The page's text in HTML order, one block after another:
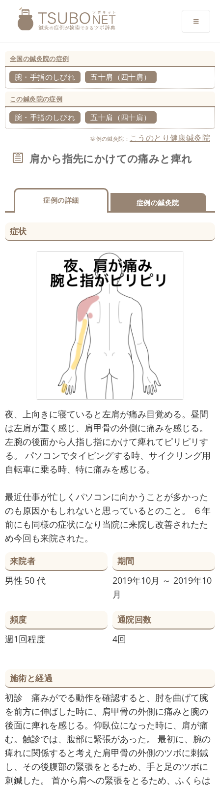
全国の鍼灸院の症例
腕・手指のしびれ 五十肩（四十肩）
この鍼灸院の症例
腕・手指のしびれ 五十肩（四十肩）
症例の鍼灸院： こうのとり健康鍼灸院
肩から指先にかけての痛みと痺れ
症例の詳細 症例の鍼灸院
症状
夜、上向きに寝ていると左肩が痛み目覚める。昼間
は左肩が重く感じ、肩甲骨の外側に痛みを感じる。
左腕の後面から人指し指にかけて痺れてピリピリす
る。 パソコンでタイピングする時、サイクリング用
自転車に乗る時、特に痛みを感じる。
最近仕事が忙しくパソコンに向かうことが多かった
のも原因かもしれないと思っているとのこと。 ６年
前にも同様の症状になり当院に来院し改善されたた
め今回も来院された。
来院者
男性 50 代
期間
2019年10月 ～ 2019年10
月
頻度
週1回程度
通院回数
4回
施術と経過
初診 痛みがでる動作を確認すると、肘を曲げて腕
を前方に伸ばした時に、肩甲骨の外側に痛みと腕の
後面に痺れを感じる。仰臥位になった時に、肩が痛
む。触診では、腹部に緊張があった。 最初に、腕の
痺れに関係すると考えた肩甲骨の外側のツボに刺鍼
し、その後腹部の緊張をとるため、手と足のツボに
刺鍼した。 首から肩への緊張をとるため、ふくらは